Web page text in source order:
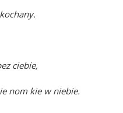
ciebie,
nom kie w niebie.